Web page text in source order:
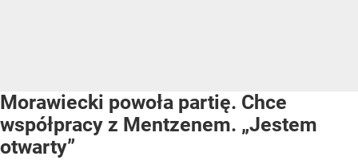
Morawiecki powoła partię. Chce
współpracy z Mentzenem. „Jestem
otwarty”